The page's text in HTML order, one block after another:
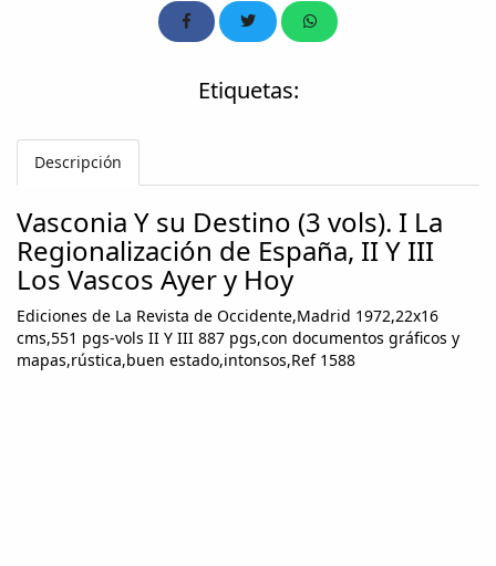
Etiquetas:
Descripción
Vasconia Y su Destino (3 vols). I La
Regionalización de España, II Y III
Los Vascos Ayer y Hoy
Ediciones de La Revista de Occidente,Madrid 1972,22x16
cms,551 pgs-vols II Y III 887 pgs,con documentos gráficos y
mapas,rústica,buen estado,intonsos,Ref 1588